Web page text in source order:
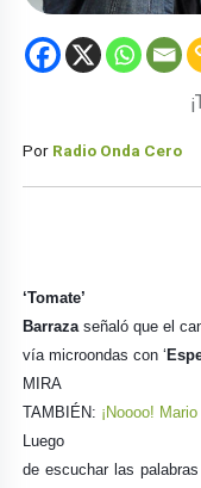
Por Radio Onda Cero
‘Tomate’
Barraza señaló que el
vía microondas con ‘
MIRA
TAMBIÉN: ¡Noooo!
Luego
de escuchar las